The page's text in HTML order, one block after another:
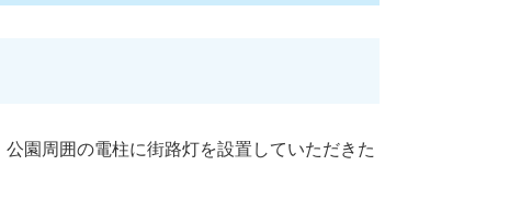
園周囲の電柱に街路灯を設置していただきた